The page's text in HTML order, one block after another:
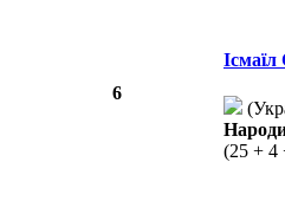
6
Ісмаїл
(25 + 4